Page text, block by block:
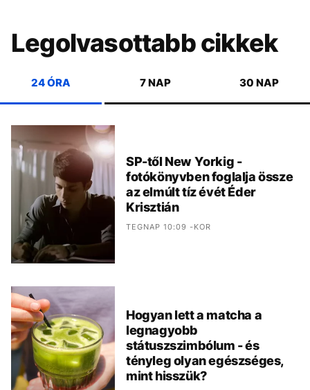
Legolvasottabb cikkek
24 ÓRA 7 NAP 30 NAP
SP-től New Yorkig -
fotókönyvben foglalja össze
az elmúlt tíz évét Éder
Krisztián
TEGNAP 10:09 -KOR
Hogyan lett a matcha a
legnagyobb
státuszszimbólum - és
tényleg olyan egészséges,
mint hisszük?